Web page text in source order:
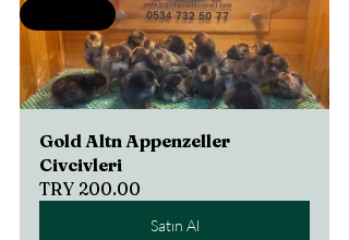
Gold Altn Appenzeller
Civcivleri
TRY 200.00
Satın Al